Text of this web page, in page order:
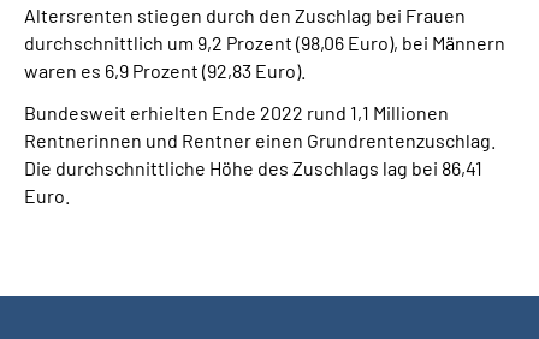
Altersrenten stiegen durch den Zuschlag bei Frauen
durchschnittlich um 9,2 Prozent (98,06 Euro), bei Männern
waren es 6,9 Prozent (92,83 Euro).
Bundesweit erhielten Ende 2022 rund 1,1 Millionen
Rentnerinnen und Rentner einen Grundrentenzuschlag.
Die durchschnittliche Höhe des Zuschlags lag bei 86,41
Euro.